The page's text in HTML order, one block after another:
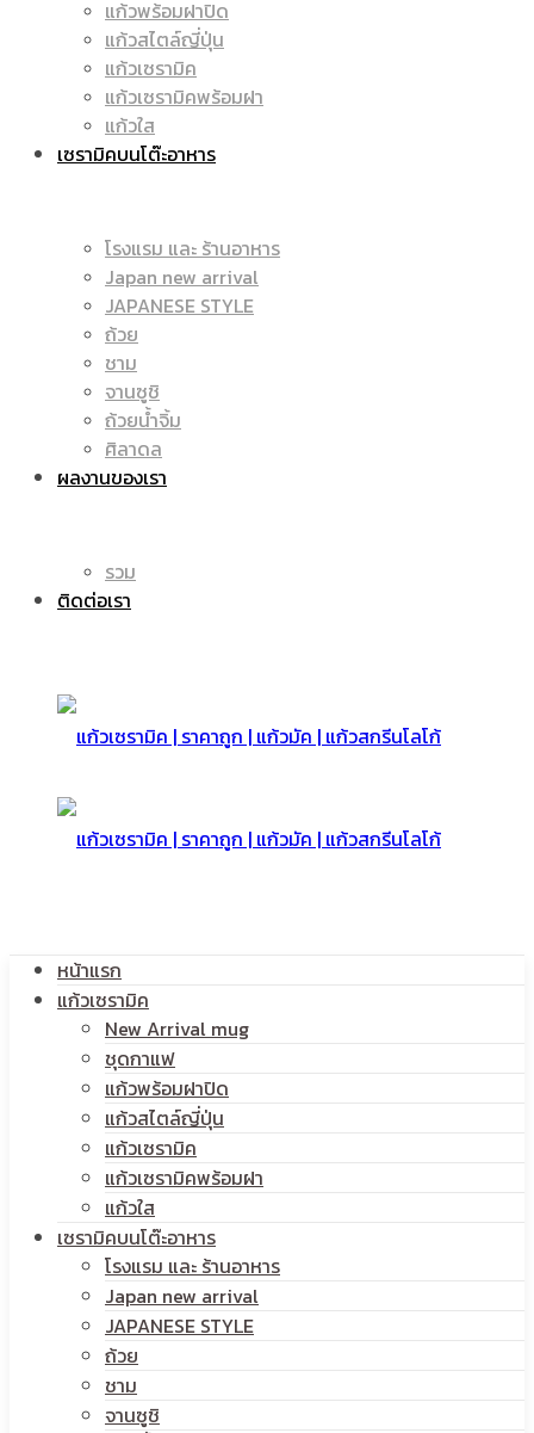
|
แก้ว
แก้ว
สกรีน
ราคา
แก้ว
|
แก้ว
สกรีน
แก้วพร้อมฝาปิด
แก้วสไตล์ญี่ปุ่น
แก้วเซรามิค
แก้วเซรามิคพร้อมฝา
แก้วใส
เซรามิคบนโต๊ะอาหาร
โรงแรม และ ร้านอาหาร
Japan new arrival
JAPANESE STYLE
ถ้วย
ชาม
จานซูชิ
ถ้วยน้ำจิ้ม
ศิลาดล
ผลงานของเรา
รวม
ติดต่อเรา
หน้าแรก
แก้วเซรามิค
New Arrival mug
ชุดกาแฟ
แก้วพร้อมฝาปิด
แก้วสไตล์ญี่ปุ่น
แก้วเซรามิค
แก้วเซรามิคพร้อมฝา
แก้วใส
เซรามิคบนโต๊ะอาหาร
โรงแรม และ ร้านอาหาร
Japan new arrival
JAPANESE STYLE
ถ้วย
ชาม
จานซูชิ